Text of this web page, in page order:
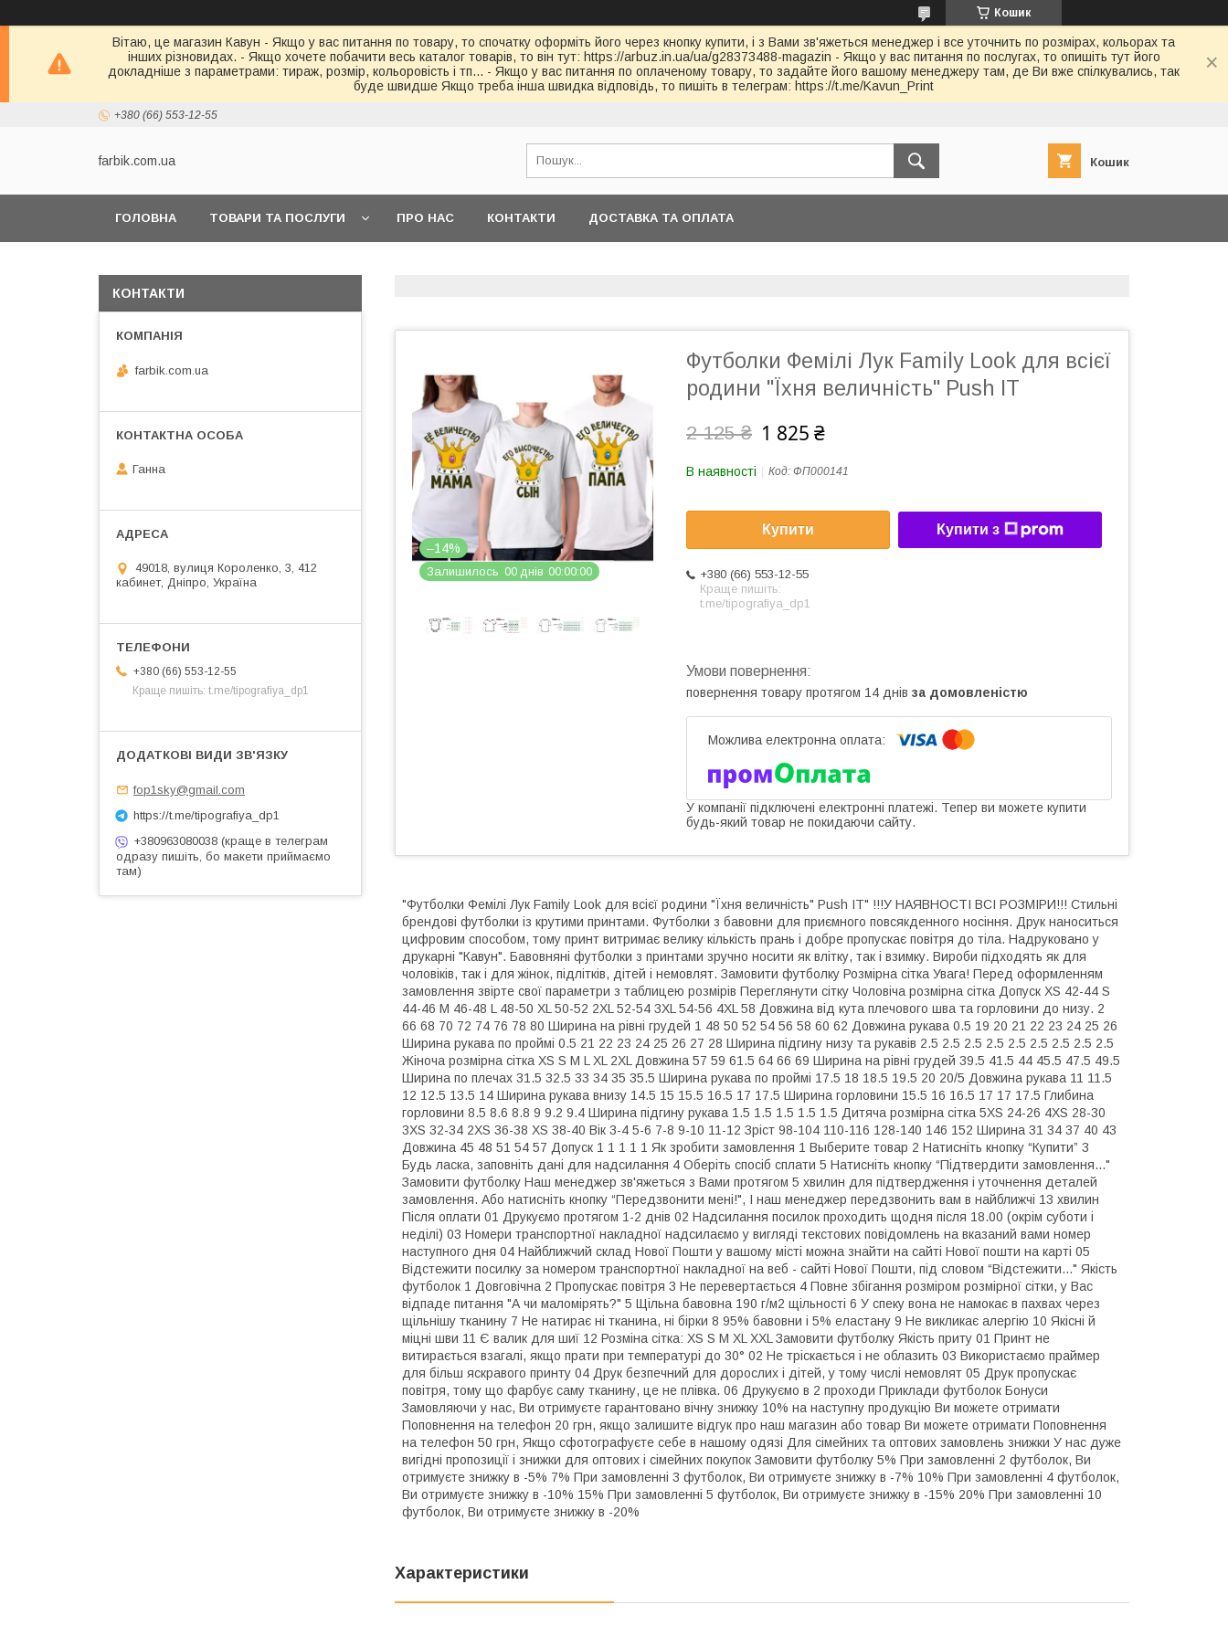
Кошик
Вітаю, це магазин Кавун - Якщо у вас питання по товару, то спочатку оформіть його через кнопку купити, і з Вами зв'яжеться менеджер і все уточнить по розмірах, кольорах та
інших різновидах. - Якщо хочете побачити весь каталог товарів, то він тут: https://arbuz.in.ua/ua/g28373488-magazin - Якщо у вас питання по послугах, то опишіть тут його
докладніше з параметрами: тираж, розмір, кольоровість і тп... - Якщо у вас питання по оплаченому товару, то задайте його вашому менеджеру там, де Ви вже спілкувались, так
буде швидше Якщо треба інша швидка відповідь, то пишіть в телеграм: https://t.me/Kavun_Print
+380 (66) 553-12-55
farbik.com.ua Кошик
ГОЛОВНА ТОВАРИ ТА ПОСЛУГИ ПРО НАС КОНТАКТИ ДОСТАВКА ТА ОПЛАТА
–14%
Залишилось 00 днів 00 00 00
Футболки Фемілі Лук Family Look для всієї
родини "Їхня величність" Push IT
2 125 ₴ 1 825 ₴
В наявності Код: ФП000141
Купити Купити з
+380 (66) 553-12-55
Краще пишіть:
t.me/tipografiya_dp1
повернення товару протягом 14 днів за домовленістю
У компанії підключені електронні платежі. Тепер ви можете купити
будь-який товар не покидаючи сайту.
"Футболки Фемілі Лук Family Look для всієї родини "Їхня величність" Push IT" !!!У НАЯВНОСТІ ВСІ РОЗМІРИ!!! Стильні
брендові футболки із крутими принтами. Футболки з бавовни для приємного повсякденного носіння. Друк наноситься
цифровим способом, тому принт витримає велику кількість прань і добре пропускає повітря до тіла. Надруковано у
друкарні "Кавун". Бавовняні футболки з принтами зручно носити як влітку, так і взимку. Вироби підходять як для
чоловіків, так і для жінок, підлітків, дітей і немовлят. Замовити футболку Розмірна сітка Увага! Перед оформленням
замовлення звірте свої параметри з таблицею розмірів Переглянути сітку Чоловіча розмірна сітка Допуск XS 42-44 S
44-46 M 46-48 L 48-50 XL 50-52 2XL 52-54 3XL 54-56 4XL 58 Довжина від кута плечового шва та горловини до низу. 2
66 68 70 72 74 76 78 80 Ширина на рівні грудей 1 48 50 52 54 56 58 60 62 Довжина рукава 0.5 19 20 21 22 23 24 25 26
Ширина рукава по проймі 0.5 21 22 23 24 25 26 27 28 Ширина підгину низу та рукавів 2.5 2.5 2.5 2.5 2.5 2.5 2.5 2.5 2.5
Жіноча розмірна сітка XS S M L XL 2XL Довжина 57 59 61.5 64 66 69 Ширина на рівні грудей 39.5 41.5 44 45.5 47.5 49.5
Ширина по плечах 31.5 32.5 33 34 35 35.5 Ширина рукава по проймі 17.5 18 18.5 19.5 20 20/5 Довжина рукава 11 11.5
12 12.5 13.5 14 Ширина рукава внизу 14.5 15 15.5 16.5 17 17.5 Ширина горловини 15.5 16 16.5 17 17 17.5 Глибина
горловини 8.5 8.6 8.8 9 9.2 9.4 Ширина підгину рукава 1.5 1.5 1.5 1.5 1.5 Дитяча розмірна сітка 5XS 24-26 4XS 28-30
3XS 32-34 2XS 36-38 XS 38-40 Вік 3-4 5-6 7-8 9-10 11-12 Зріст 98-104 110-116 128-140 146 152 Ширина 31 34 37 40 43
Довжина 45 48 51 54 57 Допуск 1 1 1 1 1 Як зробити замовлення 1 Выберите товар 2 Натисніть кнопку “Купити” 3
Будь ласка, заповніть дані для надсилання 4 Оберіть спосіб сплати 5 Натисніть кнопку “Підтвердити замовлення..."
Замовити футболку Наш менеджер зв'яжеться з Вами протягом 5 хвилин для підтвердження і уточнення деталей
замовлення. Або натисніть кнопку “Передзвонити мені!", І наш менеджер передзвонить вам в найближчі 13 хвилин
Після оплати 01 Друкуємо протягом 1-2 днів 02 Надсилання посилок проходить щодня після 18.00 (окрім суботи і
неділі) 03 Номери транспортної накладної надсилаємо у вигляді текстових повідомлень на вказаний вами номер
наступного дня 04 Найближчий склад Нової Пошти у вашому місті можна знайти на сайті Нової пошти на карті 05
Відстежити посилку за номером транспортної накладної на веб - сайті Нової Пошти, під словом “Відстежити..." Якість
футболок 1 Довговічна 2 Пропускає повітря 3 Не перевертається 4 Повне збігання розміром розмірної сітки, у Вас
відпаде питання "А чи маломірять?" 5 Щільна бавовна 190 г/м2 щільності 6 У спеку вона не намокає в пахвах через
щільнішу тканину 7 Не натирає ні тканина, ні бірки 8 95% бавовни і 5% еластану 9 Не викликає алергію 10 Якісні й
міцні шви 11 Є валик для шиї 12 Розміна сітка: XS S M XL XXL Замовити футболку Якість приту 01 Принт не
витирається взагалі, якщо прати при температурі до 30° 02 Не тріскається і не облазить 03 Використаємо праймер
для більш яскравого принту 04 Друк безпечний для дорослих і дітей, у тому числі немовлят 05 Друк пропускає
повітря, тому що фарбує саму тканину, це не плівка. 06 Друкуємо в 2 проходи Приклади футболок Бонуси
Замовляючи у нас, Ви отримуєте гарантовано вічну знижку 10% на наступну продукцію Ви можете отримати
Поповнення на телефон 20 грн, якщо залишите відгук про наш магазин або товар Ви можете отримати Поповнення
на телефон 50 грн, Якщо сфотографуєте себе в нашому одязі Для сімейних та оптових замовлень знижки У нас дуже
вигідні пропозиції і знижки для оптових і сімейних покупок Замовити футболку 5% При замовленні 2 футболок, Ви
отримуєте знижку в -5% 7% При замовленні 3 футболок, Ви отримуєте знижку в -7% 10% При замовленні 4 футболок,
Ви отримуєте знижку в -10% 15% При замовленні 5 футболок, Ви отримуєте знижку в -15% 20% При замовленні 10
футболок, Ви отримуєте знижку в -20%
Характеристики
КОНТАКТИ
farbik.com.ua
Ганна
49018, вулиця Короленко, 3, 412
кабинет, Дніпро, Україна
+380 (66) 553-12-55
Краще пишіть: t.me/tipografiya_dp1
fop1sky@gmail.com
https://t.me/tipografiya_dp1
+380963080038 (краще в телеграм
одразу пишіть, бо макети приймаємо
там)